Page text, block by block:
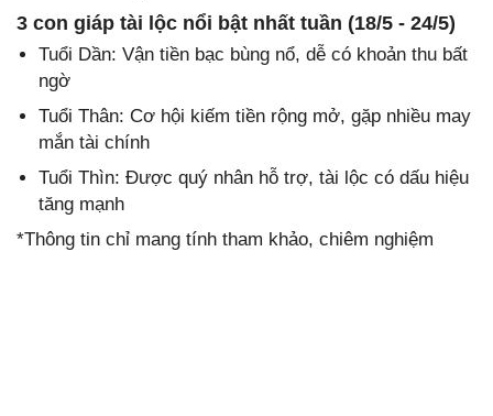
3 con giáp tài lộc nổi bật nhất tuần (18/5 - 24/5)
Tuổi Dần: Vận tiền bạc bùng nổ, dễ có khoản thu bất
ngờ
Tuổi Thân: Cơ hội kiếm tiền rộng mở, gặp nhiều may
mắn tài chính
Tuổi Thìn: Được quý nhân hỗ trợ, tài lộc có dấu hiệu
tăng mạnh
*Thông tin chỉ mang tính tham khảo, chiêm nghiệm